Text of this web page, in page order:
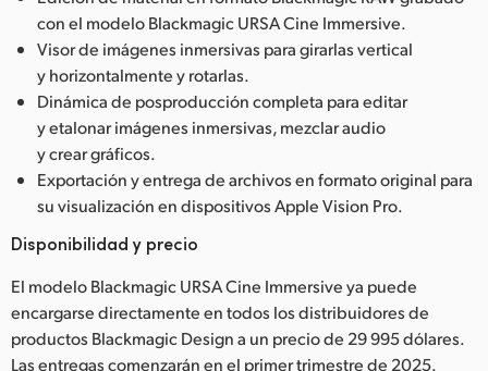
con el modelo Blackmagic URSA Cine Immersive.
Visor de imágenes inmersivas para girarlas vertical
y horizontalmente y rotarlas.
Dinámica de posproducción completa para editar
y etalonar imágenes inmersivas, mezclar audio
y crear gráficos.
Exportación y entrega de archivos en formato original para
su visualización en dispositivos Apple Vision Pro.
Disponibilidad y precio
El modelo Blackmagic URSA Cine Immersive ya puede
encargarse directamente en todos los distribuidores de
productos Blackmagic Design a un precio de 29 995 dólares.
Las entregas comenzarán en el primer trimestre de 2025.